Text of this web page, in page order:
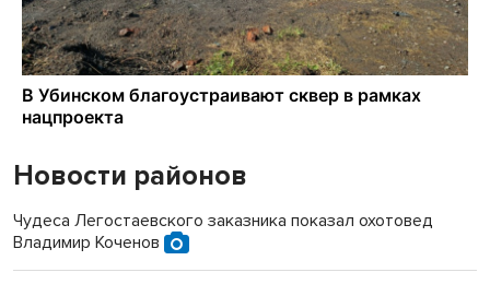
Новости районов
Чудеса Легостаевского заказника показал охотовед
Владимир Коченов